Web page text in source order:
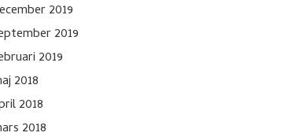
2019
2019
2019
2018
2018
2018